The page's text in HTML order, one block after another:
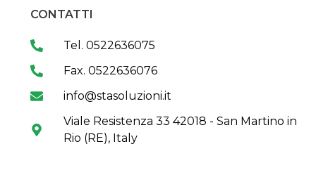
CONTATTI
Tel. 0522636075
Fax. 0522636076
info@stasoluzioni.it
Viale Resistenza 33 42018 - San Martino in
Rio (RE), Italy